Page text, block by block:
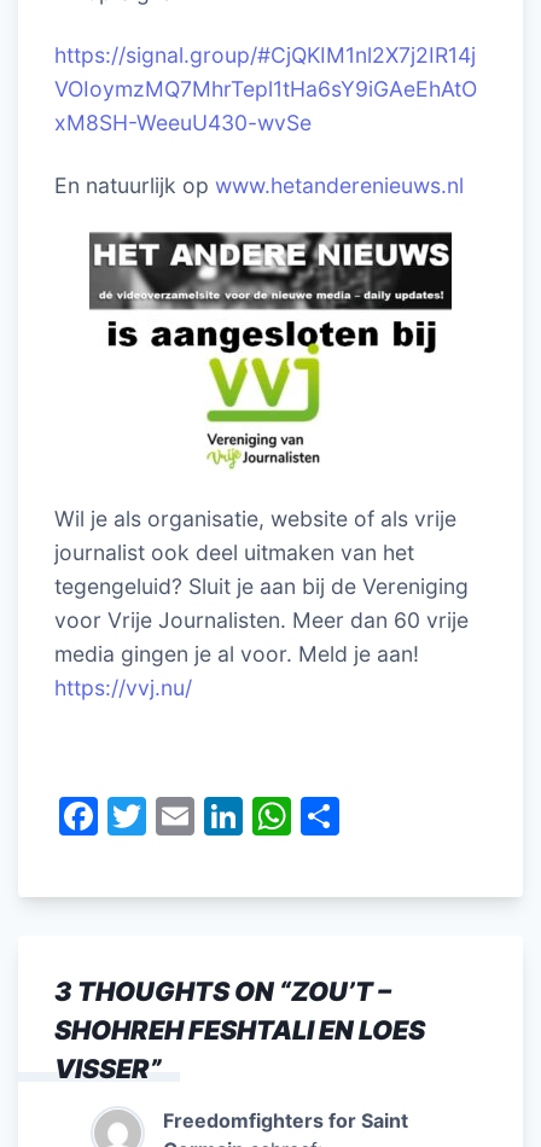
https://signal.group/#CjQKIM1nl2X7j2IR14j
VOIoymzMQ7MhrTepl1tHa6sY9iGAeEhAtO
xM8SH-WeeuU430-wvSe
En natuurlijk op www.hetanderenieuws.nl
Wil je als organisatie, website of als vrije
journalist ook deel uitmaken van het
tegengeluid? Sluit je aan bij de Vereniging
voor Vrije Journalisten. Meer dan 60 vrije
media gingen je al voor. Meld je aan!
https://vvj.nu/
F
c
b
o
o
k
T
itt
E
ai
Li
k
dI
n
W
at
A
p
p
e
3 THOUGHTS ON “ZOU’T –
SHOHREH FESHTALI EN LOES
VISSER”
Freedomfighters for Saint